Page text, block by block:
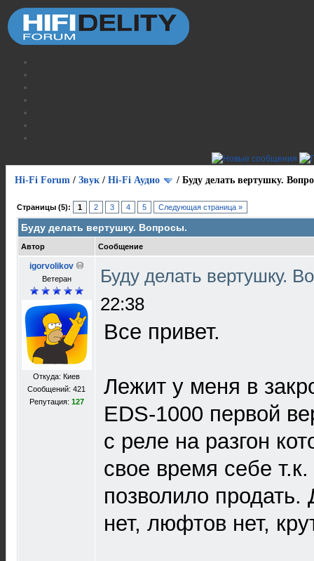
Hi-Fi Forum / Звук / Hi-Fi Аудио / Буду делать вертушку.
Страницы (5): 1 2 3 4 5 Следующая страница »
Буду делать вертушку. Вопросы.
Автор Сообщение
igorvolikov
Ветеран
Откуда: Киев
Сообщений: 421
Репутация: 127
Буду делать вертушку.
22:38
Все привет.
Лежит у меня в
EDS-1000 первой
с реле на разгон
свое время себе
позволило
нет, люфтов нет,